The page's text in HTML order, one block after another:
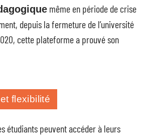
même en période de crise
depuis la fermeture de l’université
cette plateforme a prouvé son
flexibilité
étudiants peuvent accéder à leurs